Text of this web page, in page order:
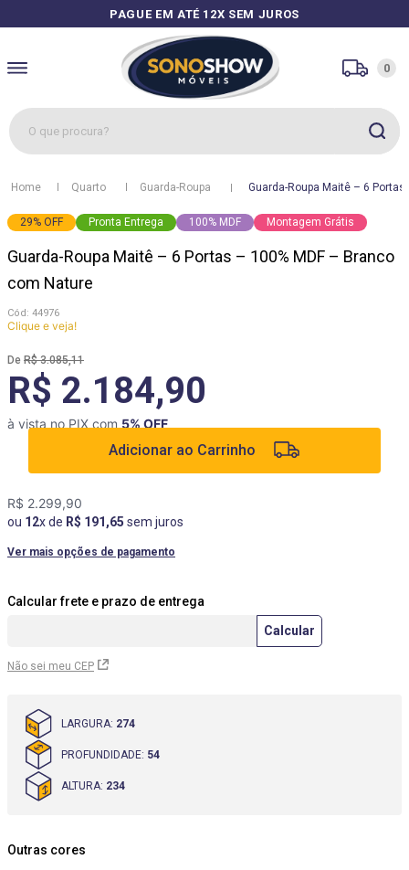
PAGUE EM ATÉ 12X SEM JUROS
0
O que procura?
Quarto Guarda-Roupa Guarda-Roupa Maitê – 6
29% OFF Pronta Entrega 100% MDF Montagem Grátis
Guarda-Roupa Maitê – 6 Portas – 100% MDF – Branco
com Nature
: 44976
Clique e veja!
R$ 3.085,11
R$ 2.184,90
à vista no PIX com 5% OFF
Adicionar ao Carrinho
R$ 2.299,90
ou 12x de R$ 191 ,65 sem juros
Ver mais opções de pagamento
Não sei meu CEP
LARGURA: 274
PROFUNDIDADE: 54
ALTURA: 234
Outras cores
3º cozinhas
4º sofá
6º mesa
7º cozinha módulos
8 º box
9º rack